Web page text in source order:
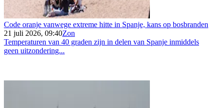
Code oranje vanwege extreme hitte in Spanje, kans op bosbranden
21 juli 2026, 09:40Zon
Temperaturen van 40 graden zijn in delen van Spanje inmiddels
geen uitzondering...